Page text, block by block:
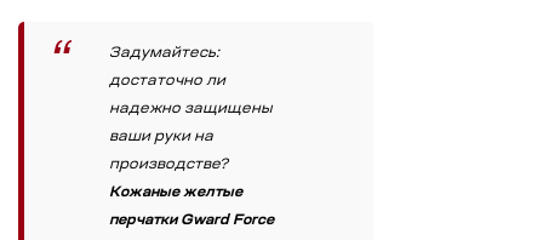
Задумайтесь:
достаточно ли
надежно защищены
ваши руки на
производстве?
Кожаные желтые
перчатки Gward Force